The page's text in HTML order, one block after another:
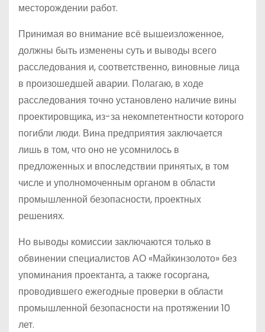
месторождении работ.
Принимая во внимание всё вышеизложенное,
должны быть изменены суть и выводы всего
расследования и, соответственно, виновные лица
в произошедшей аварии. Полагаю, в ходе
расследования точно установлено наличие вины
проектировщика, из-за некомпетентности которого
погибли люди. Вина предприятия заключается
лишь в том, что оно не усомнилось в
предложенных и впоследствии принятых, в том
числе и уполномоченным органом в области
промышленной безопасности, проектных
решениях.
Но выводы комиссии заключаются только в
обвинении специалистов АО «Майкинзолото» без
упоминания проектанта, а также госоргана,
проводившего ежегодные проверки в области
промышленной безопасности на протяжении 10
лет.